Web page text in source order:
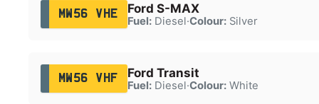
MW56 VHE Ford S-MAX
Fuel:Diesel·Colour:Silver
MW56 VHF Ford Transit
Fuel:Diesel·Colour:White